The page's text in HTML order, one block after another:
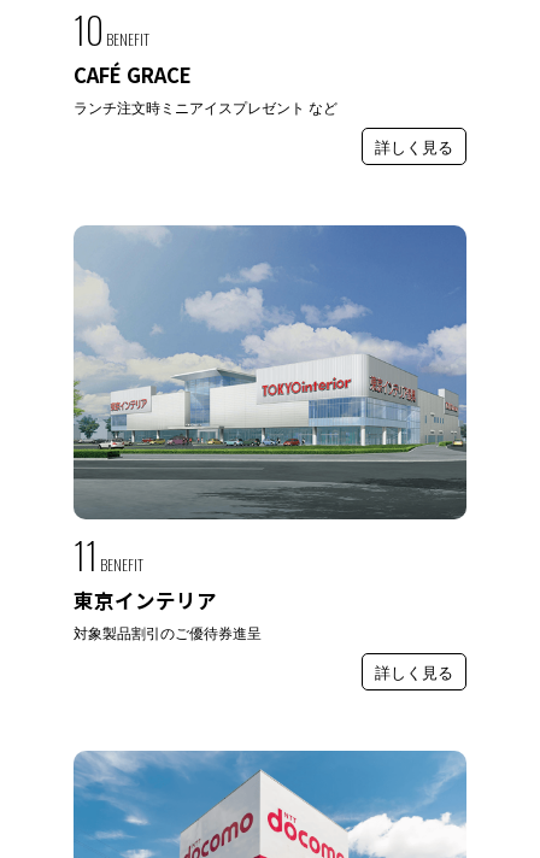
10 BENEFIT
CAFÉ GRACE
ランチ注文時ミニアイスプレゼント など
詳しく見る
11 BENEFIT
東京インテリア
対象製品割引のご優待券進呈
詳しく見る